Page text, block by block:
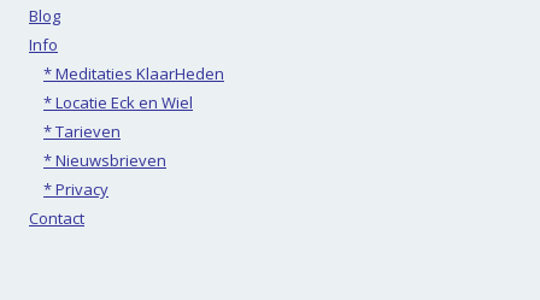
Blog
Info
* Meditaties KlaarHeden
* Locatie Eck en Wiel
* Tarieven
* Nieuwsbrieven
* Privacy
Contact